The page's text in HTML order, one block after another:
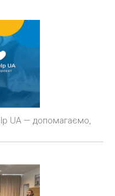
UA — допомагаємо,